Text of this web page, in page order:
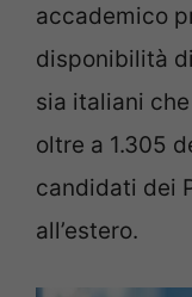
accademico
disponibilità
sia italiani
oltre a 1.305
candidati dei
all’estero.